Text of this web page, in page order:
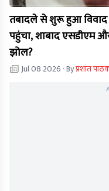
तबादले से शुरू हुआ
पहुंचा, शाबाद एसडीएम
झोल?
Jul 08 2026 · Byप्रशांत